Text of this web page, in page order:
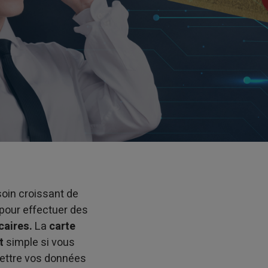
croissant de
effectuer des
La carte
simple si vous
vos données